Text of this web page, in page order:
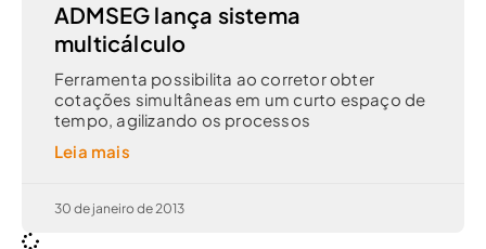
ADMSEG lança sistema
multicálculo
Ferramenta possibilita ao corretor obter
cotações simultâneas em um curto espaço de
tempo, agilizando os processos
Leia mais
30 de janeiro de 2013